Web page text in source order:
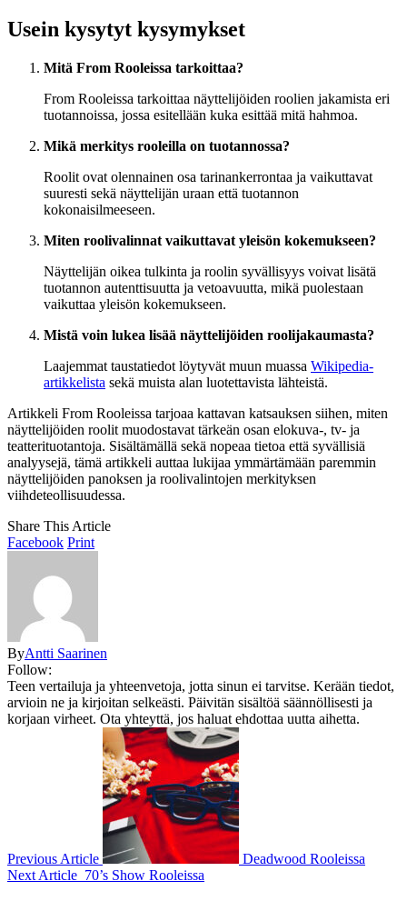
Usein kysytyt kysymykset
Mitä From Rooleissa tarkoittaa?
From Rooleissa tarkoittaa näyttelijöiden roolien jakamista eri
tuotannoissa, jossa esitellään kuka esittää mitä hahmoa.
Mikä merkitys rooleilla on tuotannossa?
Roolit ovat olennainen osa tarinankerrontaa ja vaikuttavat
suuresti sekä näyttelijän uraan että tuotannon
kokonaisilmeeseen.
Miten roolivalinnat vaikuttavat yleisön kokemukseen?
Näyttelijän oikea tulkinta ja roolin syvällisyys voivat lisätä
tuotannon autenttisuutta ja vetoavuutta, mikä puolestaan
vaikuttaa yleisön kokemukseen.
Mistä voin lukea lisää näyttelijöiden roolijakaumasta?
Laajemmat taustatiedot löytyvät muun muassa Wikipedia-
artikkelista sekä muista alan luotettavista lähteistä.
Artikkeli From Rooleissa tarjoaa kattavan katsauksen siihen, miten
näyttelijöiden roolit muodostavat tärkeän osan elokuva-, tv- ja
teatterituotantoja. Sisältämällä sekä nopeaa tietoa että syvällisiä
analyysejä, tämä artikkeli auttaa lukijaa ymmärtämään paremmin
näyttelijöiden panoksen ja roolivalintojen merkityksen
viihdeteollisuudessa.
Share This Article
Facebook Print
ByAntti Saarinen
Follow:
Teen vertailuja ja yhteenvetoja, jotta sinun ei tarvitse. Kerään tiedot,
arvioin ne ja kirjoitan selkeästi. Päivitän sisältöä säännöllisesti ja
korjaan virheet. Ota yhteyttä, jos haluat ehdottaa uutta aihetta.
Previous Article
Deadwood Rooleissa
Next Article 70’s Show Rooleissa